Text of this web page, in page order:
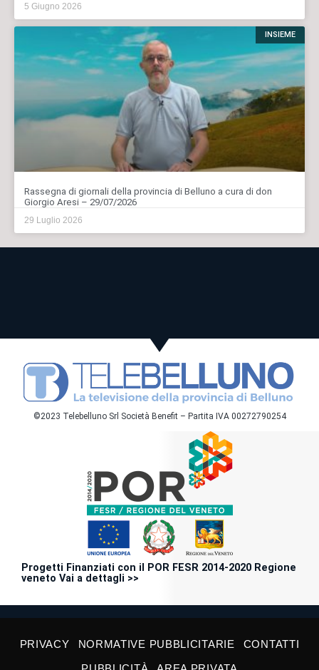
5 Giugno 2026
INSIEME
Rassegna di giornali della provincia di Belluno a cura di don
Giorgio Aresi – 29/07/2026
29 Luglio 2026
©2023 Telebelluno Srl Società Benefit – Partita IVA 00272790254
Progetti Finanziati con il POR FESR 2014-2020 Regione
veneto Vai a dettagli >>
PRIVACY NORMATIVE PUBBLICITARIE
CONTATTI